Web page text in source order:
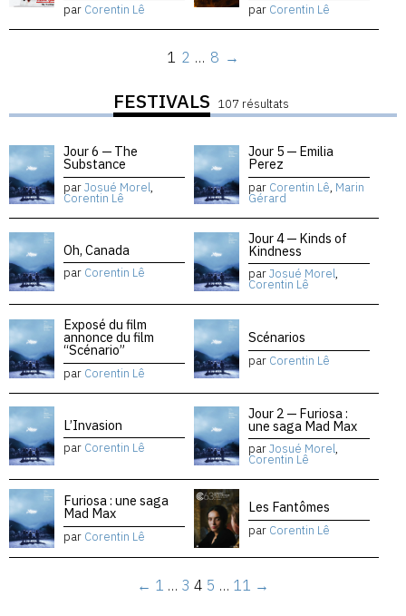
par Corentin Lê par Corentin Lê
1 2 … 8 →
FESTIVALS 107 résultats
Jour 6 — The
Substance
parJosué Morel,
Corentin Lê
Jour 5 — Emilia
Perez
par Corentin Lê, Marin
Gérard
Oh, Canada
par Corentin Lê
Jour 4 — Kinds of
Kindness
parJosué Morel,
Corentin Lê
Exposé du film
annonce du film
“Scénario”
par Corentin Lê
Scénarios
par Corentin Lê
L’Invasion
par Corentin Lê
Jour 2 — Furiosa :
une saga Mad Max
parJosué Morel,
Corentin Lê
Furiosa : une saga
Mad Max
par Corentin Lê
Les Fantômes
par Corentin Lê
← 1 … 3 4 5 … 11 →